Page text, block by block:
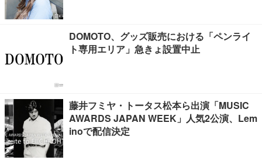
DOMOTO、グッズ販売における「ペンライ
ト専用エリア」急きょ設置中止
藤井フミヤ・トータス松本ら出演「MUSIC
AWARDS JAPAN WEEK」人気2公演、Lem
inoで配信決定